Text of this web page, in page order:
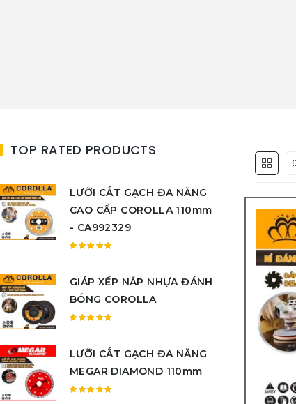
TOP RATED PRODUCTS
LƯỠI CẮT GẠCH ĐA NĂNG
CAO CẤP COROLLA 110mm
- CA992329
hạng
5.00 5
GIÁP XẾP NẮP NHỰA ĐÁNH
BÓNG COROLLA
hạng
5.005
LƯỠI CẮT GẠCH ĐA NĂNG
MEGAR DIAMOND 110mm